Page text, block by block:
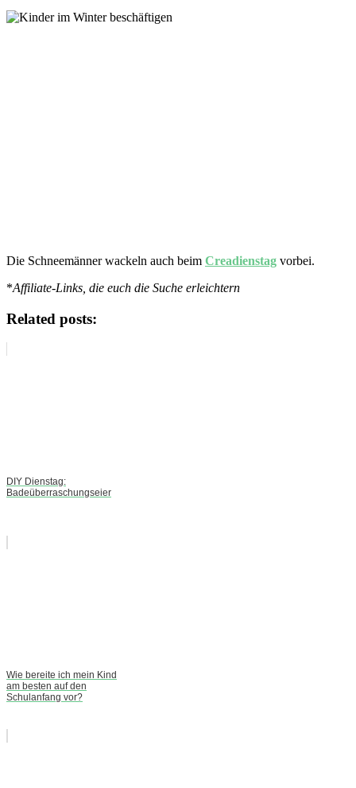
Die Schneemänner wackeln auch beim Creadienstag vorbei.
*Affiliate-Links, die euch die Suche erleichtern
Related posts:
DIY Dienstag:
Badeüberraschungseier
Wie bereite ich mein Kind
am besten auf den
Schulanfang vor?